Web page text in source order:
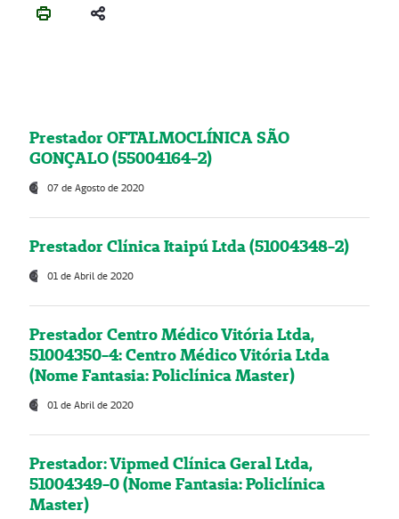
Prestador OFTALMOCLÍNICA SÃO
GONÇALO (55004164-2)
07 de Agosto de 2020
Prestador Clínica Itaipú Ltda (51004348-2)
01 de Abril de 2020
Prestador Centro Médico Vitória Ltda,
51004350-4: Centro Médico Vitória Ltda
(Nome Fantasia: Policlínica Master)
01 de Abril de 2020
Prestador: Vipmed Clínica Geral Ltda,
51004349-0 (Nome Fantasia: Policlínica
Master)